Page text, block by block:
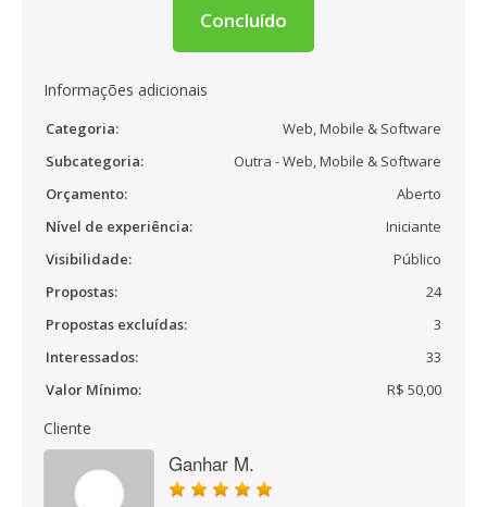
Concluído
Informações adicionais
Categoria:
Web, Mobile & Software
Subcategoria:
Outra - Web, Mobile & Software
Orçamento:
Aberto
Nível de experiência:
Iniciante
Visibilidade:
Público
Propostas:
24
Propostas excluídas:
3
Interessados:
33
Valor Mínimo:
R$ 50,00
Cliente
Ganhar M.